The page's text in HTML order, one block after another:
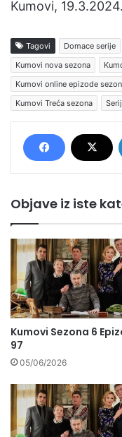
Kumovi,
Tagovi Domace serije
Kumovi nova sezona
Kumovi online epizode
Kumovi Treća sezona
Objave iz iste
Kumovi Sezona 6
97
05/06/2026